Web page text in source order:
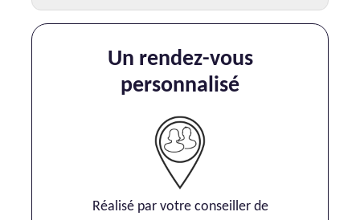
Un rendez-vous
personnalisé
Réalisé par votre conseiller de